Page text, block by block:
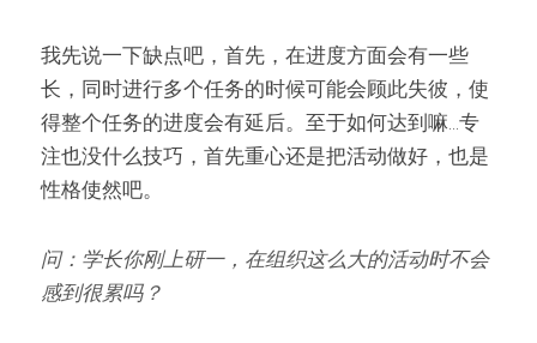
我先说一下缺点吧，首先，在进度方面会有一些
长，同时进行多个任务的时候可能会顾此失彼，使
得整个任务的进度会有延后。至于如何达到嘛...专
注也没什么技巧，首先重心还是把活动做好，也是
性格使然吧。
问：学长你刚上研一，在组织这么大的活动时不会
感到很累吗？